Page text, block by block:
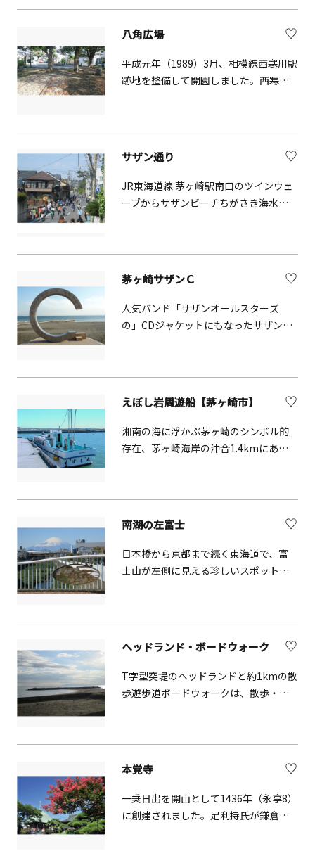
っては、たまらない観光地です。四季
の花々や草木を楽しみながら、散策で
きる緑道です。
八角広場
平成元年（1989）3月、相模線西寒川駅
跡地を整備して開園しました。西寒川
噴水が作られたため、「八角広場」と
命名されました。広場には、旧大山街
道の「田村の渡し」の様子（江戸時
代）をあらわした双六の碑が建ってい
ます。
サザン通り
JR東海道線 茅ヶ崎駅南口のツインウェ
ーブからサザンビーチちがさき海水浴
「サザンオールスターズ」の名にちな
んだ商品がいくつかあり、市外からも
観光客が訪れます。また、夏には浮き
輪等を抱えて海水浴に向かう人たちで
賑わいます。
茅ヶ崎サザンＣ
人気バンド「サザンオールスターズ
の」CDジャケットにもなったサザンビ
とCの切れ目が繋がって円（縁）になる
ことから縁結びスポットとしても有名
です。円の中心に「えぼし岩」が顔を
出した写真を撮ることができる、茅ヶ
崎観光の定番撮影スポットです。
えぼし岩周遊船【茅ヶ崎市】
湘南の海に浮かぶ茅ヶ崎のシンボル的
存在、茅ヶ崎海岸の沖合1.4kmにある
覧します。現在10時発と12時発の2便が
就航。えぼし岩を目指す船上からは、
東に江ノ島、西に富士山という絶景を
望むことができます。
南湖の左富士
日本橋から京都まで続く東海道で、富
士山が左側に見える珍しいスポット。
きます。歌川広重（安藤広重）の浮世
絵「南期の松原左り不二」に当時の様
子が描かれています。正面にある鶴嶺
八幡宮の参道には松並木が整備されて
おり、昔の面影を残しています。
ヘッドランド・ボードウォーク
T字型突堤のヘッドランドと約1kmの散
歩遊歩道ボードウォークは、散歩・ジ
ポイントで、潮風に吹かれ相模湾の雄
大な景色が楽しめます。また、正面に
えぼし岩が一番大きく見える場所でも
あり、観光で茅ケ崎に来られる方にも
お勧めのポイントです。
本覚寺
一乗日出を開山として1436年（永享8）
に創建されました。足利持氏が鎌倉の